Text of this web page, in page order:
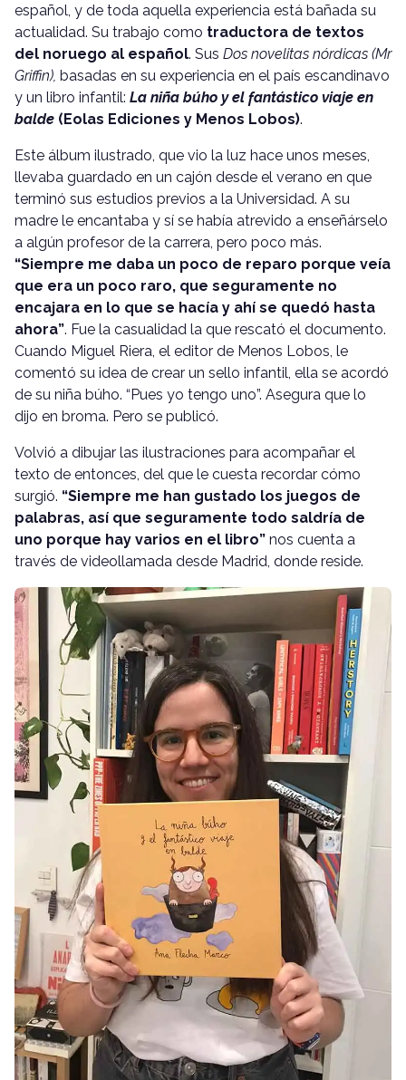
español, y de toda aquella experiencia está bañada su
actualidad. Su trabajo como traductora de textos
del noruego al español. Sus Dos novelitas nórdicas (Mr
Griffin), basadas en su experiencia en el país escandinavo
y un libro infantil: La niña búho y el fantástico viaje en
balde (Eolas Ediciones y Menos Lobos).
Este álbum ilustrado, que vio la luz hace unos meses,
llevaba guardado en un cajón desde el verano en que
terminó sus estudios previos a la Universidad. A su
madre le encantaba y sí se había atrevido a enseñárselo
a algún profesor de la carrera, pero poco más.
“Siempre me daba un poco de reparo porque veía
que era un poco raro, que seguramente no
encajara en lo que se hacía y ahí se quedó hasta
ahora”. Fue la casualidad la que rescató el documento.
Cuando Miguel Riera, el editor de Menos Lobos, le
comentó su idea de crear un sello infantil, ella se acordó
de su niña búho. “Pues yo tengo uno”. Asegura que lo
dijo en broma. Pero se publicó.
Volvió a dibujar las ilustraciones para acompañar el
texto de entonces, del que le cuesta recordar cómo
surgió. “Siempre me han gustado los juegos de
palabras, así que seguramente todo saldría de
uno porque hay varios en el libro” nos cuenta a
través de videollamada desde Madrid, donde reside.